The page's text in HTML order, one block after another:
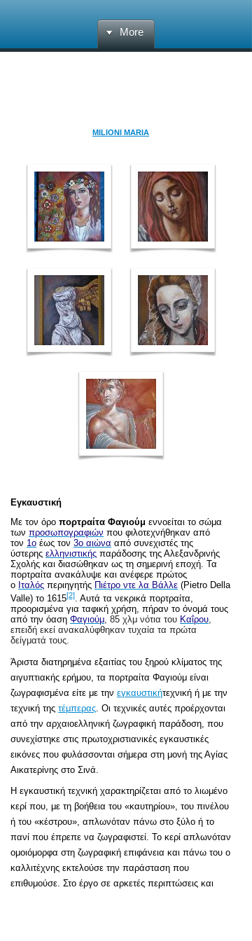
More
MILIONI MARIA
Εγκαυστική
Με τον όρο πορτραίτα Φαγιούμ εννοείται το σώμα
των προσωπογραφιών που φιλοτεχνήθηκαν από
τον 1ο έως τον 3ο αιώνα από συνεχιστές της
ύστερης ελληνιστικής παράδοσης της Αλεξανδρινής
Σχολής και διασώθηκαν ως τη σημερινή εποχή. Τα
πορτραίτα ανακάλυψε και ανέφερε πρώτος
ο Ιταλός περιηγητής Πιέτρο ντε λα Βάλλε (Pietro Della
Valle) το 1615[2] . Αυτά τα νεκρικά πορτραίτα,
προορισμένα για ταφική χρήση, πήραν το όνομά τους
από την όαση Φαγιούμ , 85 χλμ νότια του Καΐρου
επειδή εκεί ανακαλύφθηκαν τυχαία τα πρώτα
δείγματά τους.
Άριστα διατηρημένα εξαιτίας του ξηρού κλίματος της
αιγυπτιακής ερήμου, τα πορτραίτα Φαγιούμ είναι
ζωγραφισμένα είτε με την εγκαυστικήτεχνική ή με την
τεχνική της τέμπερας . Οι τεχνικές αυτές προέρχονται
από την αρχαιοελληνική ζωγραφική παράδοση, που
συνεχίστηκε στις πρωτοχριστιανικές εγκαυστικές
εικόνες που φυλάσσονται σήμερα στη μονή της Αγίας
Αικατερίνης στο Σινά.
Η εγκαυστική τεχνική χαρακτηρίζεται από το λιωμένο
κερί που, με τη βοήθεια του «καυτηρίου», του πινέλου
ή του «κέστρου», απλωνόταν πάνω στο ξύλο ή το
πανί που έπρεπε να ζωγραφιστεί. Το κερί απλωνόταν
ομοιόμορφα στη ζωγραφική επιφάνεια και πάνω του ο
καλλιτέχνης εκτελούσε την παράσταση που
επιθυμούσε. Στο έργο σε αρκετές περιπτώσεις και